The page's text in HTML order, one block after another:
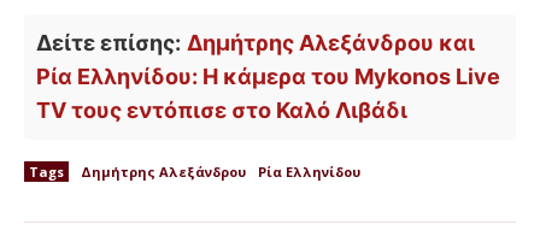
Δείτε επίσης: Δημήτρης Αλεξάνδρου και
Ρία Ελληνίδου: Η κάμερα του Mykonos Live
TV τους εντόπισε στο Καλό Λιβάδι
Tags Δημήτρης Αλεξάνδρου Ρία Ελληνίδου